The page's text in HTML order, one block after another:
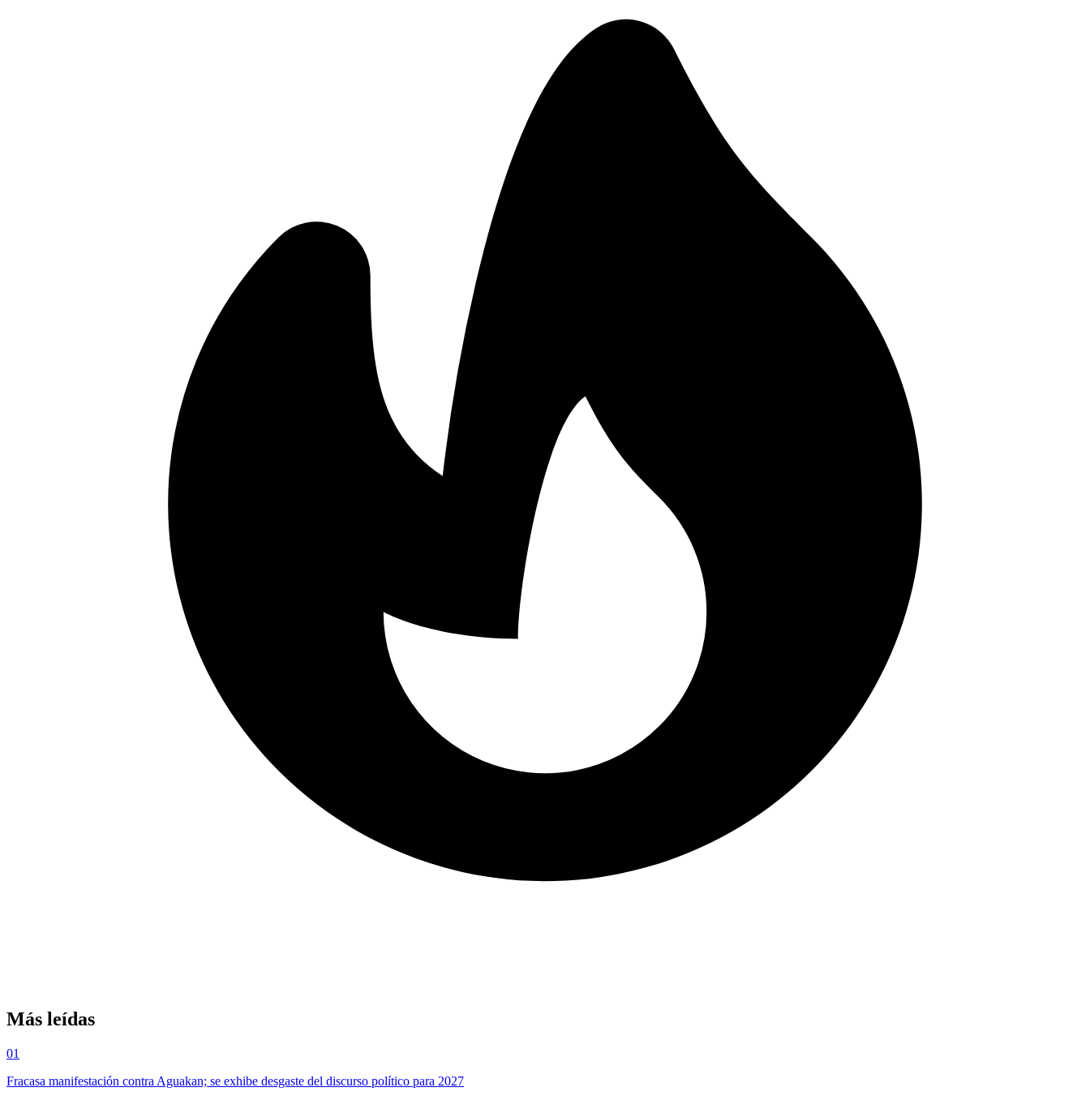
Más leídas
01
Fracasa manifestación contra Aguakan; se exhibe desgaste del discurso político para 2027